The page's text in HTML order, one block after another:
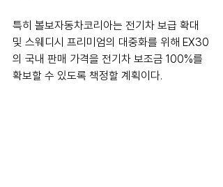
특히 볼보자동차코리아는 전기차 보급 확대
및 스웨디시 프리미엄의 대중화를 위해 EX30
의 국내 판매 가격을 전기차 보조금 100%를
확보할 수 있도록 책정할 계획이다.